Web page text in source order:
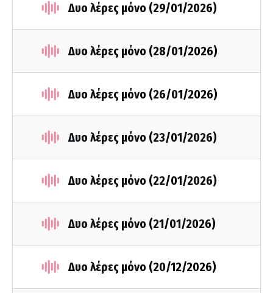
Δυο λέρες μόνο (29/01/2026)
Δυο λέρες μόνο (28/01/2026)
Δυο λέρες μόνο (26/01/2026)
Δυο λέρες μόνο (23/01/2026)
Δυο λέρες μόνο (22/01/2026)
Δυο λέρες μόνο (21/01/2026)
Δυο λέρες μόνο (20/12/2026)